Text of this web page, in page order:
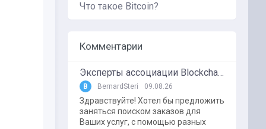
Что такое Bitcoin?
Комментарии
Эксперты ассоциации BlockchainKZ были приглашенный в г. Туркестан на межрегиональный форум "Финансовая безопастность в эпоху цифровизации и ИИ"
B BernardSteri 09.08.26
Здравствуйте! Хотел бы предложить
заняться поиском заказов для
Ваших услуг, с помощью разных